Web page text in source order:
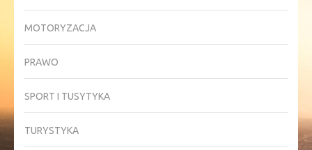
MOTORYZACJA
PRAWO
SPORT I TUSYTYKA
TURYSTYKA